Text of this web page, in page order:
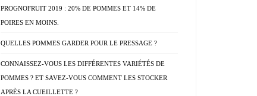
PROGNOFRUIT 2019 : 20% DE POMMES ET 14% DE
POIRES EN MOINS.
QUELLES POMMES GARDER POUR LE PRESSAGE ?
CONNAISSEZ-VOUS LES DIFFÉRENTES VARIÉTÉS DE
POMMES ? ET SAVEZ-VOUS COMMENT LES STOCKER
APRÈS LA CUEILLETTE ?